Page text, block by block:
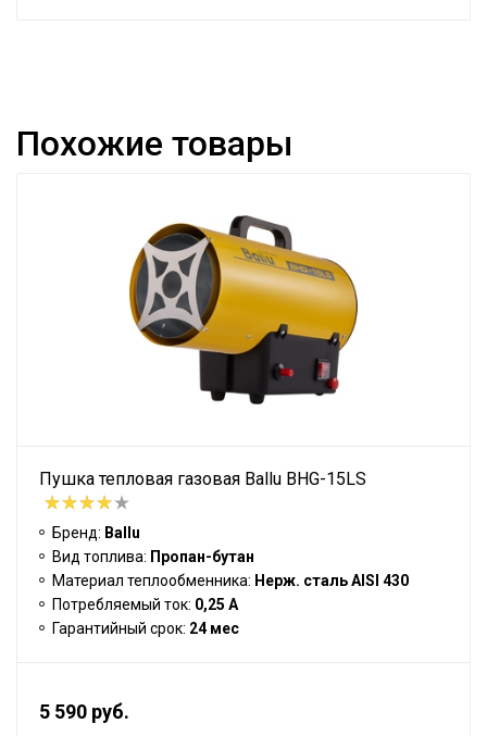
Похожие товары
Пушка тепловая газовая Ballu BHG-15LS
Бренд: Ballu
Вид топлива: Пропан-бутан
Материал теплообменника: Нерж. сталь AISI 430
Потребляемый ток: 0,25 А
Гарантийный срок: 24 мес
5 590 руб.